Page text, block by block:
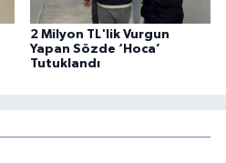
2 Milyon TL'lik Vurgun
Yapan Sözde ‘Hoca’
Tutuklandı